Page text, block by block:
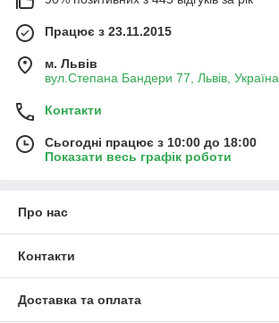
Працює з 23.11.2015
м. Львів
вул.Степана Бандери 77, Львів, Україна
Контакти
Сьогодні працює з 10:00 до 18:00
Показати весь графік роботи
Про нас
Контакти
Доставка та оплата